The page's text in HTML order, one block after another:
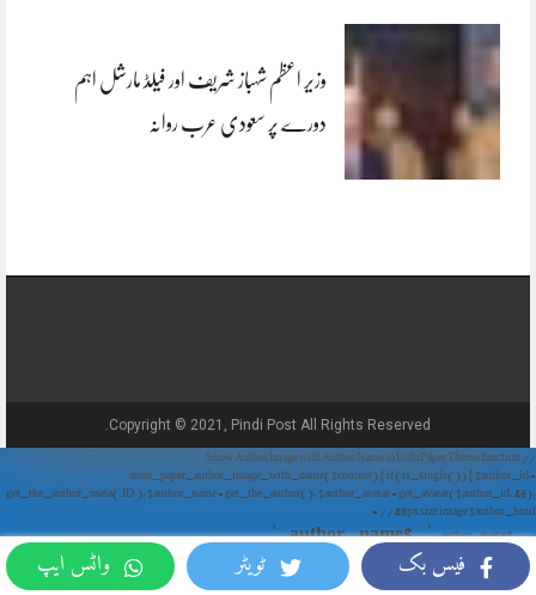
فیس بک ٹویٹر واٹس ایپ
وزیر اعظم شہباز شریف اور فیلڈ مارشل اہم
دورے پر سعودی عرب روانہ
Copyright © 2021, Pindi Post All Rights Reserved.
// Show Author Image with Author Name in UrduPaper Theme function
urdu_paper_author_image_with_name($content) { if (is_single()) { $author_id =
get_the_author_meta('ID'); $author_name = get_the_author(); $author_avatar = get_avatar($author_id, 48);
// 48px size image $author_html = '
' . $author_avatar . '
' . $author_name . '
'; return $author_html . $content; } return $content; } add_filter('the_content',
'urdu_paper_author_image_with_name');